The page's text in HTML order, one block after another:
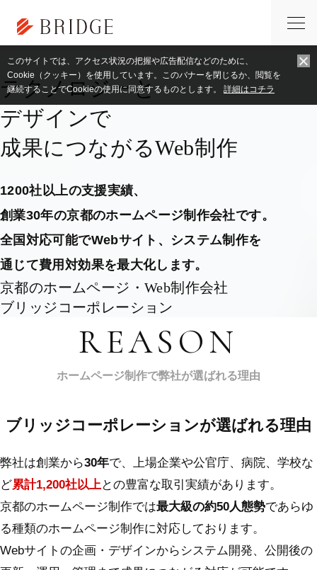
トップページ アルゴリズム
このサイトでは、アクセス状況の把握や広告配信などのために、
Cookie（クッキー）を使用しています。このバナーを閉じるか、閲覧を
継続することでCookieの使用に同意するものとします。 詳細はコチラ
テクノロジーと
デザインで
成果につながるWeb制作
1200社以上の支援実績、
創業30年の京都のホームページ制作会社です。
全国対応可能でWebサイト、システム制作を
通じて費用対効果を最大化します。
京都のホームページ・Web制作会社
ブリッジコーポレーション
REASON
ホームページ制作で弊社が選ばれる理由
ブリッジコーポレーションが選ばれる理由
弊社は創業から30年で、上場企業や公官庁、病院、学校な
ど累計1,200社以上との豊富な取引実績があります。
京都のホームページ制作では最大級の約50人態勢であらゆ
る種類のホームページ制作に対応しております。
Webサイトの企画・デザインからシステム開発、公開後の